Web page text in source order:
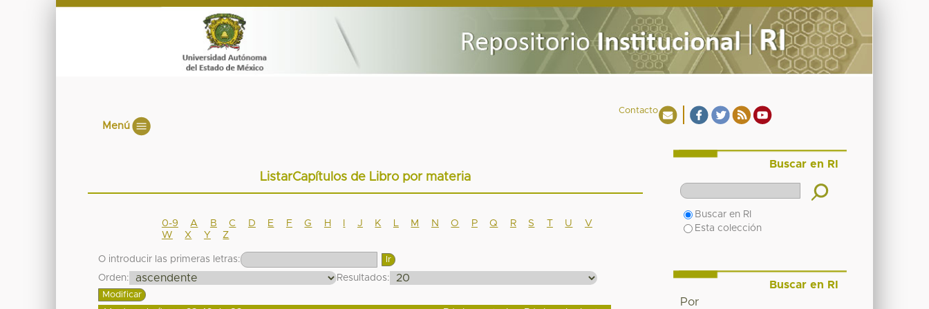
Contacto
Menú
ListarCapítulos de Libro por materia
0-9 A B C D E F G H J K M N O P Q R S T U
V
W
X Y Z
O introducir las primeras letras:
Orden:
Resultados:
Buscar en RI
Buscar en RI
Esta colección
Buscar en RI
Por